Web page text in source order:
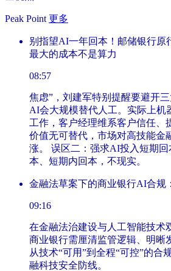
Peak Point 更多
别指望AI一年回本！邮储银行原
最大的成本不是算力
08:57
焦虑”，刘建军特别提醒要避开三
AI会大规模替代人工。实际上机
工作，客户经理维系客户信任、
价值无可替代，市场对高技能金
涨。 误区二：强求AI投入短期回
本、短期内回本，不现实。
金融法草案下的商业银行AI合规
09:16
在金融法治建设与人工智能技术
商业银行需厘清监管逻辑、明晰
从技术“可用”到全程“可控”的合
融科技安全防线。